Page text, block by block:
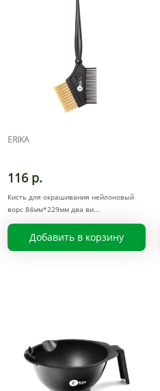
ERIKA
116 р.
Кисть для окрашивания нейлоновый
ворс 84мм*229мм два ви
Добавить в корзину